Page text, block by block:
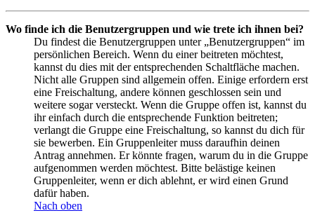
Wo finde ich die Benutzergruppen und wie trete ich ihnen bei?
Du findest die Benutzergruppen unter „Benutzergruppen“ im
persönlichen Bereich. Wenn du einer beitreten möchtest,
kannst du dies mit der entsprechenden Schaltfläche machen.
Nicht alle Gruppen sind allgemein offen. Einige erfordern erst
eine Freischaltung, andere können geschlossen sein und
weitere sogar versteckt. Wenn die Gruppe offen ist, kannst du
ihr einfach durch die entsprechende Funktion beitreten;
verlangt die Gruppe eine Freischaltung, so kannst du dich für
sie bewerben. Ein Gruppenleiter muss daraufhin deinen
Antrag annehmen. Er könnte fragen, warum du in die Gruppe
aufgenommen werden möchtest. Bitte belästige keinen
Gruppenleiter, wenn er dich ablehnt, er wird einen Grund
dafür haben.
Nach oben